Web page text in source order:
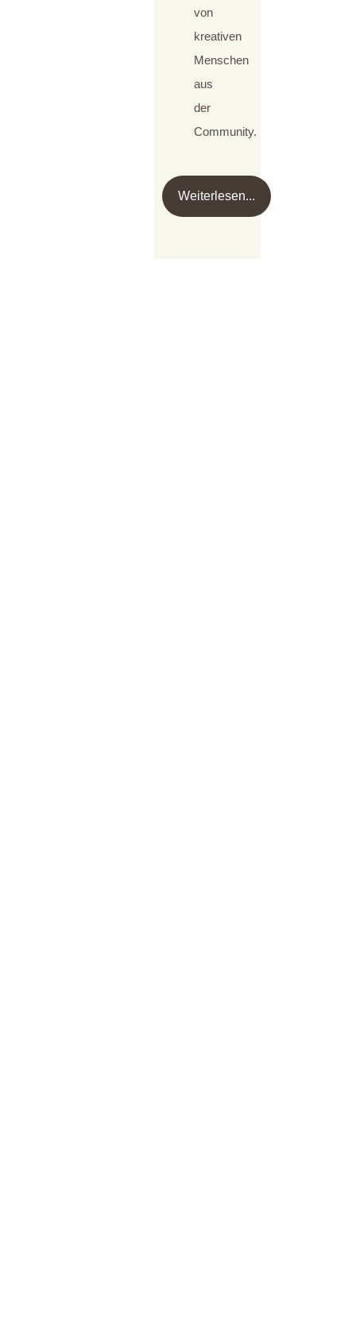
von
kreativen
Menschen
aus
der
Community.
Weiterlesen...